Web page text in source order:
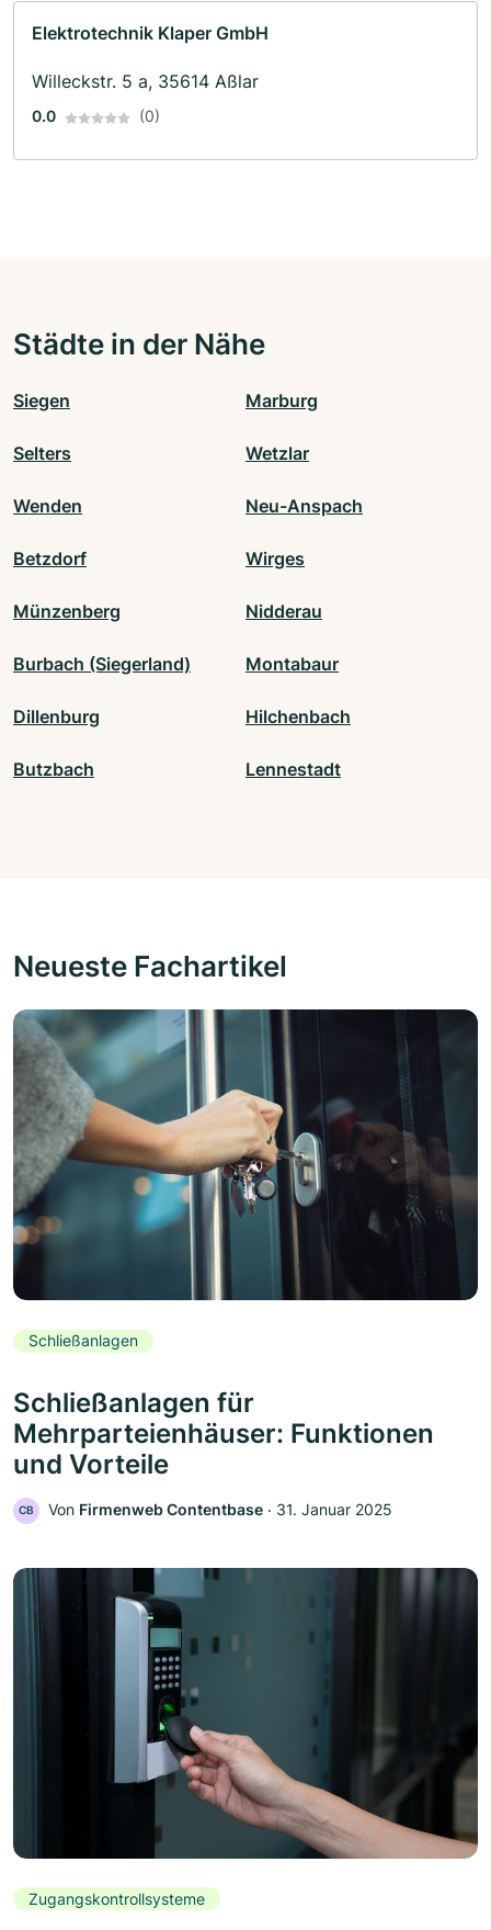
Elektrotechnik Klaper GmbH
Willeckstr. 5 a, 35614 Aßlar
0.0 (0)
Städte in der Nähe
Siegen Marburg
Selters Wetzlar
Wenden Neu-Anspach
Betzdorf Wirges
Münzenberg Nidderau
Burbach (Siegerland) Montabaur
Dillenburg Hilchenbach
Butzbach Lennestadt
Neueste Fachartikel
Schließanlagen
Schließanlagen für
Mehrparteienhäuser: Funktionen
und Vorteile
CB Von Firmenweb Contentbase ‧ 31. Januar 2025
Zugangskontrollsysteme